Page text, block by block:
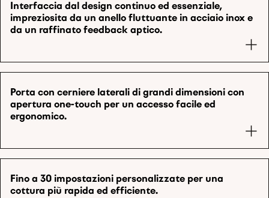
Interfaccia dal design continuo ed essenziale,
impreziosita da un anello fluttuante in acciaio inox e
da un raffinato feedback aptico.
Porta con cerniere laterali di grandi dimensioni con
apertura one-touch per un accesso facile ed
ergonomico.
Fino a 30 impostazioni personalizzate per una
cottura più rapida ed efficiente.